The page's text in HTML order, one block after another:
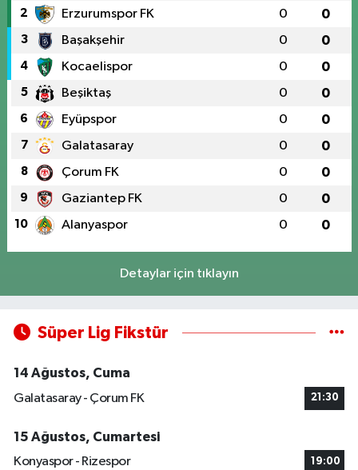
2 Erzurumspor FK 0 0
3 Başakşehir 0 0
4 Kocaelispor 0 0
5 Beşiktaş 0 0
6 Eyüpspor 0 0
7 Galatasaray 0 0
8 Çorum FK 0 0
9 Gaziantep FK 0 0
10 Alanyaspor 0 0
Detaylar için tıklayın
Süper Lig Fikstür
14 Ağustos, Cuma
Galatasaray - Çorum FK
21:30
15 Ağustos, Cumartesi
Konyaspor - Rizespor
19:00